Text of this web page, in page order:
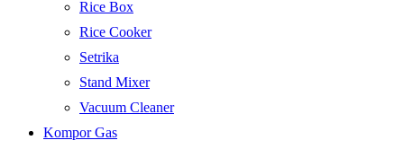
Rice Box
Rice Cooker
Setrika
Stand Mixer
Vacuum Cleaner
Kompor Gas